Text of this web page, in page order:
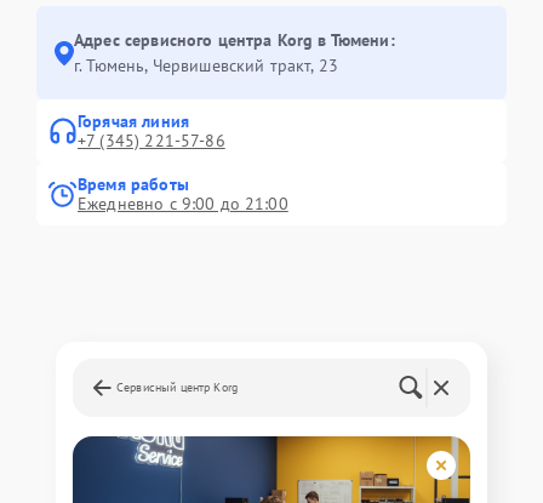
Адрес сервисного центра Korg в Тюмени:
г. Тюмень, ​Червишевский тракт, 23
Горячая линия
+7 (345) 221-57-86
Время работы
Ежедневно с 9:00 до 21:00
Сервисный центр Korg